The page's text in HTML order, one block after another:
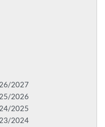
2027
2026
2025
2024